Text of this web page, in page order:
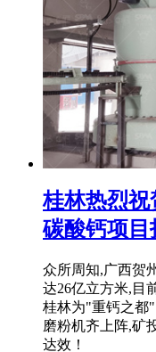
桂林热烈祝
碳酸钙项目
众所周知,广西贺
达26亿立方米,目
桂林为"重钙之都
磨粉机齐上阵,矿
达效！